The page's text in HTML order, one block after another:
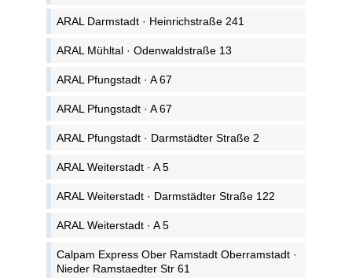
ARAL Darmstadt · Heinrichstraße 241
ARAL Mühltal · Odenwaldstraße 13
ARAL Pfungstadt · A 67
ARAL Pfungstadt · A 67
ARAL Pfungstadt · Darmstädter Straße 2
ARAL Weiterstadt · A 5
ARAL Weiterstadt · Darmstädter Straße 122
ARAL Weiterstadt · A 5
Calpam Express Ober Ramstadt Oberramstadt ·
Nieder Ramstaedter Str 61